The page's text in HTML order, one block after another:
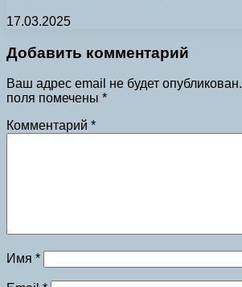
17.03.2025
Добавить комментарий
Ваш адрес email не будет опубликован.
поля помечены *
Комментарий *
Имя *